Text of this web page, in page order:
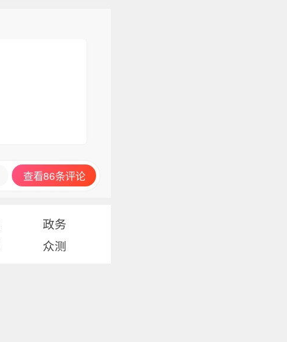
查看86条评论
政务
众测